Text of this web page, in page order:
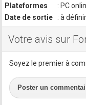
Plateformes
: PC
Date de sortie
: à définir
Votre avis sur
Soyez le premier à
Poster un